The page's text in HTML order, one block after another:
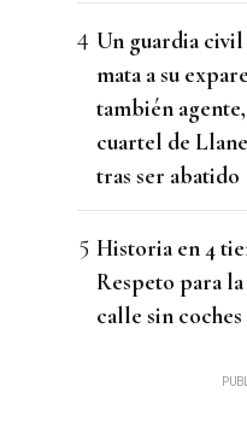
Un guardia
mata a su
también
cuartel de
tras ser abatido
Historia en 4
Respeto para
calle sin coches